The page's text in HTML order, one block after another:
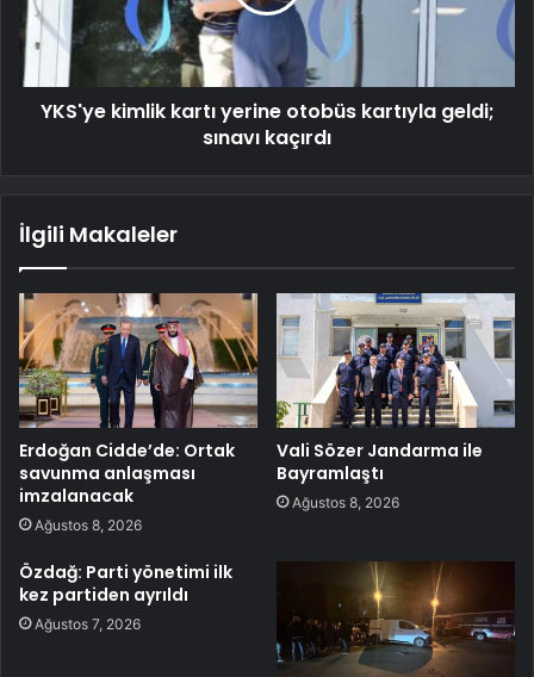
YKS'ye kimlik kartı yerine otobüs kartıyla geldi;
sınavı kaçırdı
İlgili Makaleler
Erdoğan Cidde’de: Ortak
savunma anlaşması
imzalanacak
Ağustos 8, 2026
Vali Sözer Jandarma ile
Bayramlaştı
Ağustos 8, 2026
Özdağ: Parti yönetimi ilk
kez partiden ayrıldı
Ağustos 7, 2026